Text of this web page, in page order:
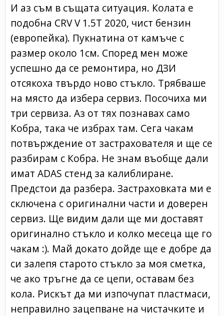
И аз съм в същата ситуация. Колата е
подобна CRV V 1.5T 2020, чист бензин
(европейка). Пукнатина от камъче с
размер около 1см. Според мен може
успешно да се ремонтира, но ДЗИ
отсякоха твърдо ново стъкло. Трябваше
на място да избера сервиз. Посочиха ми
три сервиза. Аз от тях познавах само
Кобра, така че избрах там. Сега чакам
потвърждение от застрахователя и ще се
разбирам с Кобра. Не знам въобще дали
имат ADAS стенд за калиблиране.
Предстои да разбера. Застраховката ми е
сключена с оригинални части и доверен
сервиз. Ще видим дали ще ми доставят
оригинално стъкло и колко месеца ще го
чакам :). Май докато дойде ще е добре да
си залепя старото стъкло за моя сметка,
че ако тръгне да се цепи, оставам без
кола. Рискът да ми изпочупат пластмаси,
неправилно зацепване на чистачките и